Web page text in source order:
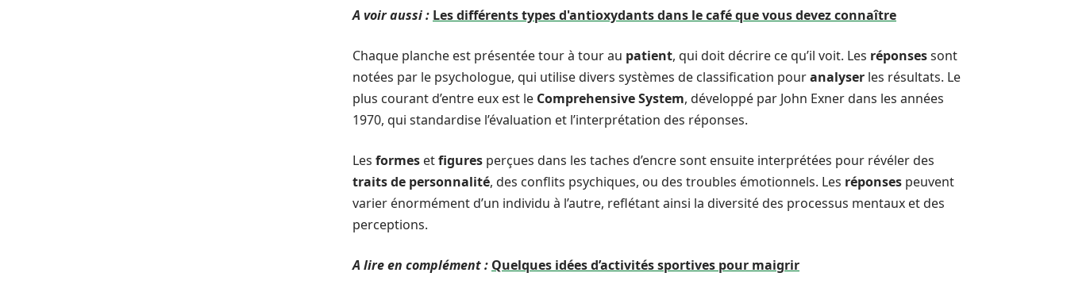
A voir aussi : Les différents types d'antioxydants dans le café que vous devez connaître
Chaque planche est présentée tour à tour au patient, qui doit décrire ce qu’il voit. Les réponsessont
notées par le psychologue, qui utilise divers systèmes de classification pouranalyser les résultats. Le
plus courant d’entre eux est le Comprehensive System, développé par John Exner dans les années
1970, qui standardise l’évaluation et l’interprétation des réponses.
Les formes etfigures perçues dans les taches d’encre sont ensuite interprétées pour révéler des
traits de personnalité, des conflits psychiques, ou des troubles émotionnels. Les réponses peuvent
varier énormément d’un individu à l’autre, reflétant ainsi la diversité des processus mentaux et des
perceptions.
A lire en complément : Quelques idées d’activités sportives pour maigrir